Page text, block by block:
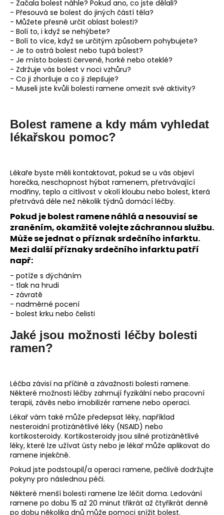
- Začala bolest náhle? Pokud ano, co jste dělali?
- Přesouvá se bolest do jiných částí těla?
- Můžete přesně určit oblast bolesti?
- Bolí to, i když se nehýbete?
- Bolí to více, když se určitým způsobem pohybujete?
- Je to ostrá bolest nebo tupá bolest?
- Je místo bolesti červené, horké nebo oteklé?
- Zdržuje vás bolest v noci vzhůru?
- Co ji zhoršuje a co ji zlepšuje?
- Museli jste kvůli bolesti ramene omezit své aktivity?
Bolest ramene a kdy mám vyhledat
lékařskou pomoc?
Lékaře byste měli kontaktovat, pokud se u vás objeví
horečka, neschopnost hýbat ramenem, přetrvávající
modřiny, teplo a citlivost v okolí kloubu nebo bolest, která
přetrvává déle než několik týdnů domácí léčby.
Pokud je bolest ramene náhlá a nesouvisí se
zraněním, okamžitě volejte záchrannou službu.
Může se jednat o příznak srdečního infarktu.
Mezi další příznaky srdečního infarktu patří
např:
- potíže s dýcháním
- tlak na hrudi
- závratě
- nadměrné pocení
- bolest krku nebo čelisti
Jaké jsou možnosti léčby bolesti
ramen?
Léčba závisí na příčině a závažnosti bolesti ramene.
Některé možnosti léčby zahrnují fyzikální nebo pracovní
terapii, závěs nebo imobilizér ramene nebo operaci.
Lékař vám také může předepsat léky, například
nesteroidní protizánětlivé léky (NSAID) nebo
kortikosteroidy. Kortikosteroidy jsou silné protizánětlivé
léky, které lze užívat ústy nebo je lékař může aplikovat do
ramene injekčně.
Pokud jste podstoupil/a operaci ramene, pečlivě dodržujte
pokyny pro následnou péči.
Některé menší bolesti ramene lze léčit doma. Ledování
ramene po dobu 15 až 20 minut třikrát až čtyřikrát denně
po dobu několika dnů může pomoci snížit bolest.